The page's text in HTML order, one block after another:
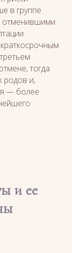
в группе
тогда
родов и,
— более
и ее